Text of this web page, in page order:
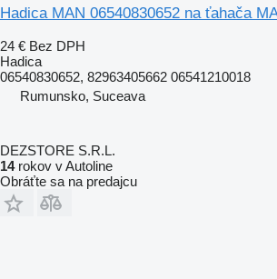
Hadica MAN 06540830652 na ťahača
24 € Bez DPH
Hadica
06540830652, 82963405662 06541210018
Rumunsko, Suceava
DEZSTORE S.R.L.
14rokov v Autoline
Obráťte sa na predajcu